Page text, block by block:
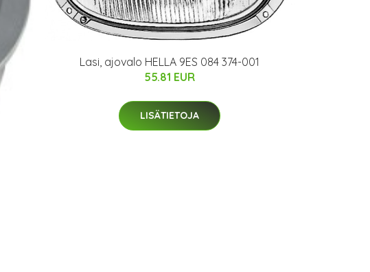
Lasi, ajovalo HELLA 9ES 084 374-001
55.81 EUR
LISÄTIETOJA